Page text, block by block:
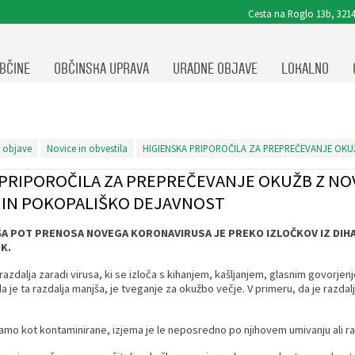
Cesta na Roglo 13b,
OBČINSKA UPRAVA URADNE OBJAVE LOKALNO
objave Novice in obvestila
ZA PREPREČEVANJE OKUŽB Z
POKOPALIŠKO DEJAVNOST
POT PRENOSA NOVEGA KORONAVIRUSA JE PREKO IZLOČKOV IZ
zaradi virusa, ki se izloča s kihanjem, kašljanjem, glasnim
je ta razdalja manjša, je tveganje za okužbo večje. V primeru, da je
kot kontaminirane, izjema je le neposredno po njihovem umivanju ali